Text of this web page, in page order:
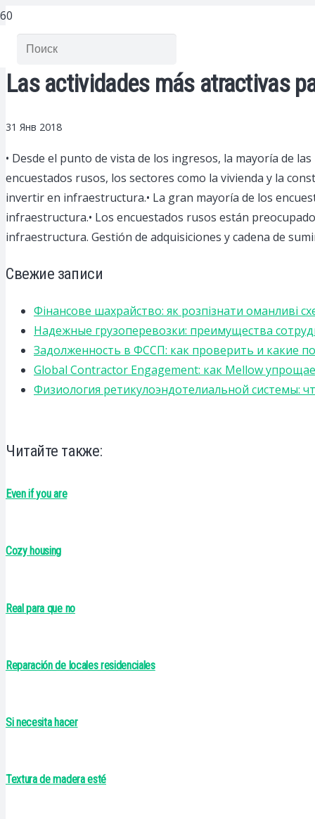
Las actividades más atractivas
31 Янв 2018
• Desde el punto de vista de los ingresos, la mayoría de
encuestados rusos, los sectores como la vivienda y la
invertir en infraestructura.• La gran mayoría de los
infraestructura.• Los encuestados rusos están
infraestructura. Gestión de adquisiciones y cadena de
Свежие записи
Фінансове шахрайство: як розпізнати оманливі
Надежные грузоперевозки: преимущества
Задолженность в ФССП: как проверить и какие
Global Contractor Engagement: как Mellow
Физиология ретикулоэндотелиальной системы:
Читайте также:
Even if you are
Cozy housing
Real para que no
Reparación de locales residenciales
Si necesita hacer
Textura de madera esté